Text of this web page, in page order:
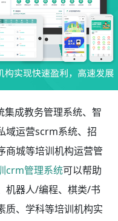
成教务管理系统、智
域运营scrm系统、招
商城等培训机构运营管
crm管理系统可以帮助
机器人/编程、棋类/书
质、学科等培训机构实